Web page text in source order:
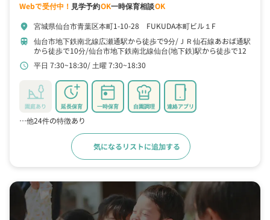
Webで受付中！ 見学予約OK一時保育相談OK
location_on 宮城県仙台市青葉区本町1-10-28 FUKUDA本町ビル１F
train 仙台市地下鉄南北線広瀬通駅から徒歩で9分
ＪＲ仙石線あおば通駅
から徒歩で10分 仙台市地下鉄南北線仙台(地下鉄)駅から徒歩で12
分
schedule 平日 7:30~18:30 土曜 7:30~18:30
園庭あり 延長保育 一時保育 自園調理 連絡アプリ
…他24件の特徴あり
気になるリストに追加する